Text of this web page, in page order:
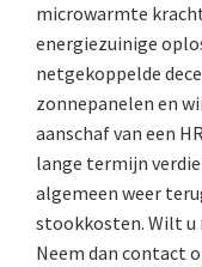
microwarmte
energiezuinige
netgekoppelde
zonnepanelen en
aanschaf van een
lange termijn
algemeen weer
stookkosten. Wilt u
Neem dan contact